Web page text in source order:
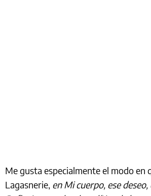
Me gusta especialmente el modo en
Lagasnerie, en Mi cuerpo, ese deseo,